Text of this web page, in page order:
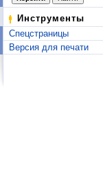
Инструменты
Спецстраницы
Версия для печати